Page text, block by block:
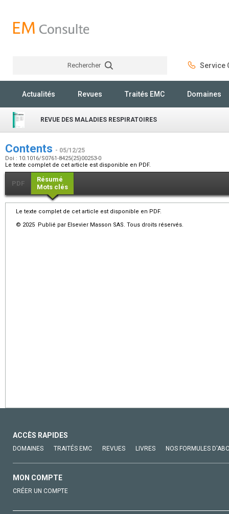
Rechercher Service
Actualités Revues Traités EMC Domaines
REVUE DES MALADIES RESPIRATOIRES
Contents - 05/12/25
Doi : 10.1016/S0761-8425(25)00253-0
Le texte complet de cet article est disponible en PDF.
PDF
Résumé
Mots clés
Le texte complet de cet article est disponible en PDF.
© 2025 Publié par Elsevier Masson SAS. Tous droits réservés.
ACCÈS RAPIDES
DOMAINES TRAITÉS EMC REVUES LIVRES NOS FORMULES
MON COMPTE
CRÉER UN COMPTE